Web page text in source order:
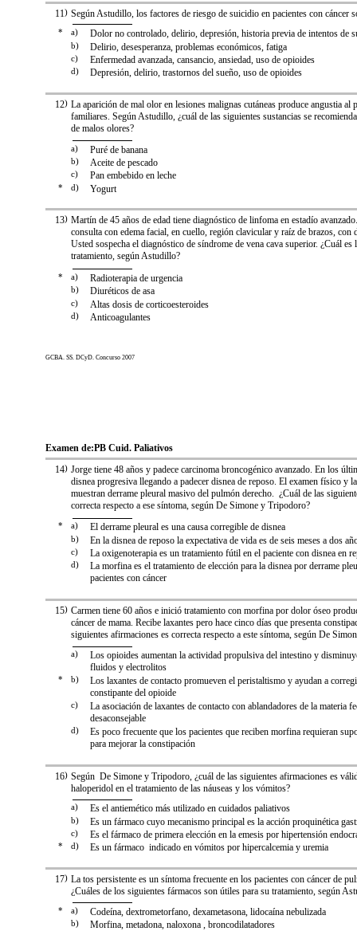
)
11 Según Astudillo, los factores de riesgo de suicidio en pacientes con cáncer
* a) Dolor no controlado, delirio, depresión, historia previa de intentos de
b) Delirio, desesperanza, problemas económicos, fatiga
c) Enfermedad avanzada, cansancio, ansiedad, uso de opioides
d) Depresión, delirio, trastornos del sueño, uso de opioides
)
12 La aparición de mal olor en lesiones malignas cutáneas produce angustia al
familiares. Según Astudillo, ¿cuál de las siguientes sustancias se
de malos olores?
a) Puré de banana
b) Aceite de pescado
c) Pan embebido en leche
* d) Yogurt
)
13 Martín de 45 años de edad tiene diagnóstico de linfoma en estadío
consulta con edema facial, en cuello, región clavicular y raíz de brazos, con
Usted sospecha el diagnóstico de síndrome de vena cava superior. ¿Cuál es
tratamiento, según Astudillo?
* a) Radioterapia de urgencia
b) Diuréticos de asa
c) Altas dosis de corticoesteroides
d) Anticoagulantes
GCBA. SS. DCyD. Concurso 2007
Examen de:PB Cuid. Paliativos
)
14 Jorge tiene 48 años y padece carcinoma broncogénico avanzado. En los
disnea progresiva llegando a padecer disnea de reposo. El examen físico y
muestran derrame pleural masivo del pulmón derecho. ¿Cuál de las
correcta respecto a ese síntoma, según De Simone y Tripodoro?
* a) El derrame pleural es una causa corregible de disnea
b) En la disnea de reposo la expectativa de vida es de seis meses a dos
c) La oxigenoterapia es un tratamiento fútil en el paciente con disnea en
d)
La morfina es el tratamiento de elección para la disnea por derrame
pacientes con cáncer
)
15 Carmen tiene 60 años e inició tratamiento con morfina por dolor óseo
cáncer de mama. Recibe laxantes pero hace cinco días que presenta
siguientes afirmaciones es correcta respecto a este síntoma, según De
a)
Los opioides aumentan la actividad propulsiva del intestino y
fluidos y electrolitos
* b)
Los laxantes de contacto promueven el peristaltismo y ayudan a
constipante del opioide
c)
La asociación de laxantes de contacto con ablandadores de la materia
desaconsejable
d)
Es poco frecuente que los pacientes que reciben morfina requieran
para mejorar la constipación
)
16 Según De Simone y Tripodoro, ¿cuál de las siguientes afirmaciones es
haloperidol en el tratamiento de las náuseas y los vómitos?
a) Es el antiemético más utilizado en cuidados paliativos
b) Es un fármaco cuyo mecanismo principal es la acción proquinética
c) Es el fármaco de primera elección en la emesis por hipertensión
* d) Es un fármaco indicado en vómitos por hipercalcemia y uremia
)
17 La tos persistente es un síntoma frecuente en los pacientes con cáncer de
¿Cuáles de los siguientes fármacos son útiles para su tratamiento, según
* a) Codeína, dextrometorfano, dexametasona, lidocaína nebulizada
b) Morfina, metadona, naloxona , broncodilatadores